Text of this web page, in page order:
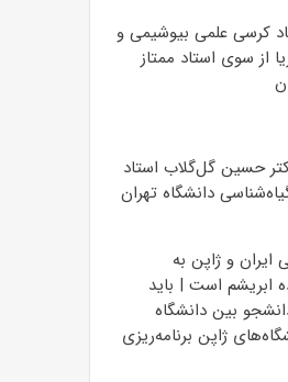
کرسی علمی بیوشیمی و
از سوی استاد ممتاز
حسین گل‌گلاب استاد
دانشگاه تهران
ایران و ژاپن به
ابریشم است | باید
بین دانشگاه
ژاپن برنامه‌ریزی